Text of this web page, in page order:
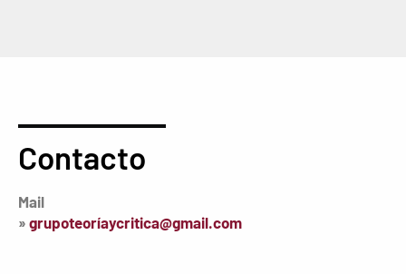
Contacto
Mail
» grupoteoríaycritica@gmail.com